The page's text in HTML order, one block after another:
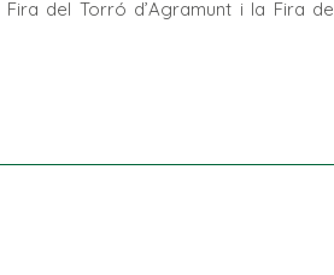
del Torró d’Agramunt i la Fira de